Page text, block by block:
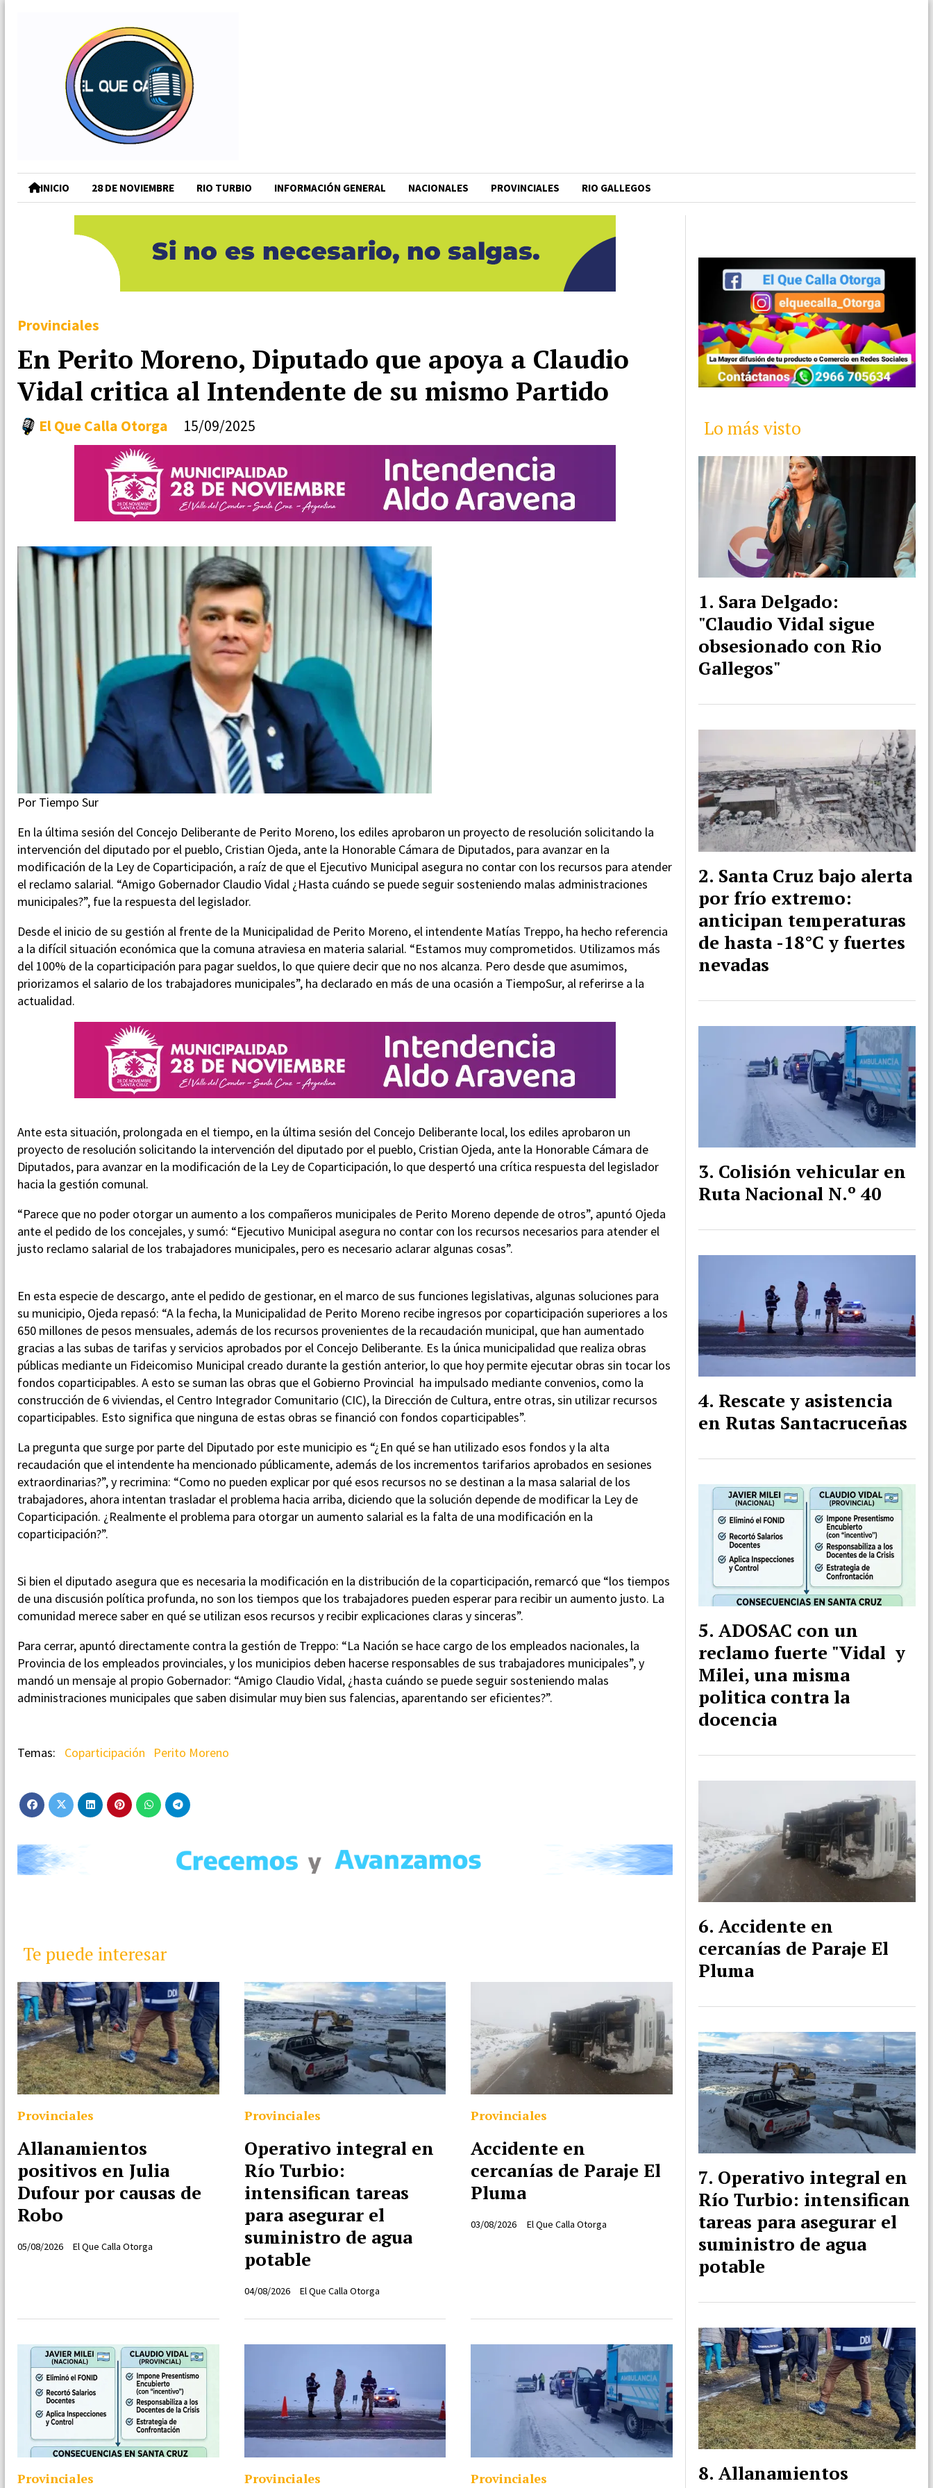
INICIO 28 DE NOVIEMBRE RIO TURBIO INFORMACIÓN GENERAL NACIONALES PROVINCIALES RIO GALLEGOS
En Perito Moreno, Diputado que apoya a Claudio
Vidal critica al Intendente de su mismo Partido
Provinciales
15/09/2025
El Que Calla Otorga
Por Tiempo Sur
En la última sesión del Concejo Deliberante de Perito Moreno, los ediles aprobaron un proyecto de resolución solicitando la
intervención del diputado por el pueblo, Cristian Ojeda, ante la Honorable Cámara de Diputados, para avanzar en la
modificación de la Ley de Coparticipación, a raíz de que el Ejecutivo Municipal asegura no contar con los recursos para atender
el reclamo salarial. “Amigo Gobernador Claudio Vidal ¿Hasta cuándo se puede seguir sosteniendo malas administraciones
municipales?”, fue la respuesta del legislador.
Desde el inicio de su gestión al frente de la Municipalidad de Perito Moreno, el intendente Matías Treppo, ha hecho referencia
a la difícil situación económica que la comuna atraviesa en materia salarial. “Estamos muy comprometidos. Utilizamos más
del 100% de la coparticipación para pagar sueldos, lo que quiere decir que no nos alcanza. Pero desde que asumimos,
priorizamos el salario de los trabajadores municipales”, ha declarado en más de una ocasión a TiempoSur, al referirse a la
actualidad.
Ante esta situación, prolongada en el tiempo, en la última sesión del Concejo Deliberante local, los ediles aprobaron un
proyecto de resolución solicitando la intervención del diputado por el pueblo, Cristian Ojeda, ante la Honorable Cámara de
Diputados, para avanzar en la modificación de la Ley de Coparticipación, lo que despertó una crítica respuesta del legislador
hacia la gestión comunal.
“Parece que no poder otorgar un aumento a los compañeros municipales de Perito Moreno depende de otros”, apuntó Ojeda
ante el pedido de los concejales, y sumó: “Ejecutivo Municipal asegura no contar con los recursos necesarios para atender el
justo reclamo salarial de los trabajadores municipales, pero es necesario aclarar algunas cosas”.
En esta especie de descargo, ante el pedido de gestionar, en el marco de sus funciones legislativas, algunas soluciones para
su municipio, Ojeda repasó: “A la fecha, la Municipalidad de Perito Moreno recibe ingresos por coparticipación superiores a los
650 millones de pesos mensuales, además de los recursos provenientes de la recaudación municipal, que han aumentado
gracias a las subas de tarifas y servicios aprobados por el Concejo Deliberante. Es la única municipalidad que realiza obras
públicas mediante un Fideicomiso Municipal creado durante la gestión anterior, lo que hoy permite ejecutar obras sin tocar los
fondos coparticipables. A esto se suman las obras que el Gobierno Provincial ha impulsado mediante convenios, como la
construcción de 6 viviendas, el Centro Integrador Comunitario (CIC), la Dirección de Cultura, entre otras, sin utilizar recursos
coparticipables. Esto significa que ninguna de estas obras se financió con fondos coparticipables”.
La pregunta que surge por parte del Diputado por este municipio es “¿En qué se han utilizado esos fondos y la alta
recaudación que el intendente ha mencionado públicamente, además de los incrementos tarifarios aprobados en sesiones
extraordinarias?”, y recrimina: “Como no pueden explicar por qué esos recursos no se destinan a la masa salarial de los
trabajadores, ahora intentan trasladar el problema hacia arriba, diciendo que la solución depende de modificar la Ley de
Coparticipación. ¿Realmente el problema para otorgar un aumento salarial es la falta de una modificación en la
coparticipación?”.
Si bien el diputado asegura que es necesaria la modificación en la distribución de la coparticipación, remarcó que “los tiempos
de una discusión política profunda, no son los tiempos que los trabajadores pueden esperar para recibir un aumento justo. La
comunidad merece saber en qué se utilizan esos recursos y recibir explicaciones claras y sinceras”.
Para cerrar, apuntó directamente contra la gestión de Treppo: “La Nación se hace cargo de los empleados nacionales, la
Provincia de los empleados provinciales, y los municipios deben hacerse responsables de sus trabajadores municipales”, y
mandó un mensaje al propio Gobernador: “Amigo Claudio Vidal, ¿hasta cuándo se puede seguir sosteniendo malas
administraciones municipales que saben disimular muy bien sus falencias, aparentando ser eficientes?”.
Coparticipación Perito Moreno
Te puede interesar
Allanamientos
positivos en Julia
Dufour por causas de
Robo
El Que Calla Otorga
Provinciales
05/08/2026
Operativo integral en
Río Turbio:
intensifican tareas
para asegurar el
suministro de agua
potable
El Que Calla Otorga
Provinciales
04/08/2026
Accidente en
cercanías de Paraje El
Pluma
El Que Calla Otorga
Provinciales
03/08/2026
Provinciales Provinciales Provinciales
Lo más visto
Sara Delgado:
"Claudio Vidal sigue
obsesionado con Rio
Gallegos"
Santa Cruz bajo alerta
por frío extremo:
anticipan temperaturas
de hasta -18°C y fuertes
nevadas
Colisión vehicular en
Ruta Nacional N.º 40
Rescate y asistencia
en Rutas Santacruceñas
ADOSAC con un
reclamo fuerte "Vidal y
Milei, una misma
politica contra la
docencia
Accidente en
cercanías de Paraje El
Pluma
Operativo integral en
Río Turbio: intensifican
tareas para asegurar el
suministro de agua
potable
Allanamientos